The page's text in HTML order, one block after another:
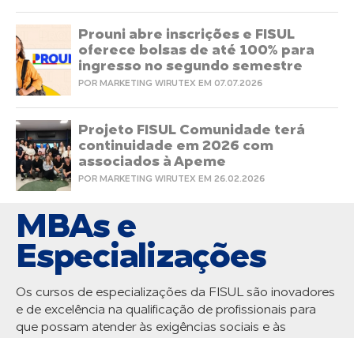
Prouni abre inscrições e FISUL
oferece bolsas de até 100% para
ingresso no segundo semestre
POR MARKETING WIRUTEX EM 07.07.2026
Projeto FISUL Comunidade terá
continuidade em 2026 com
associados à Apeme
POR MARKETING WIRUTEX EM 26.02.2026
MBAs e
Especializações
Os cursos de especializações da FISUL são inovadores
e de excelência na qualificação de profissionais para
que possam atender às exigências sociais e às